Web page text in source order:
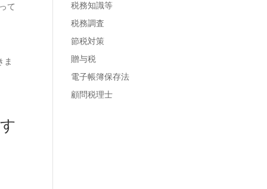
て
ま
税務知識等
税務調査
節税対策
贈与税
電子帳簿保存法
顧問税理士